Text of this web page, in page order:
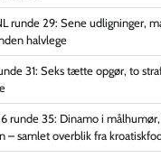
runde 29: Sene udligninger,
halvlege
31: Seks tætte opgør, to
runde 35: Dinamo i
– samlet overblik fra